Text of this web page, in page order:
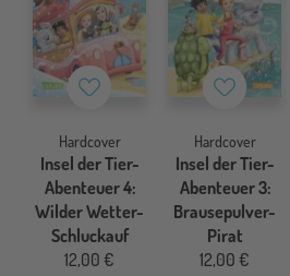
Merkzettel
Hardcover
Insel der Tier-
Abenteuer 4:
Wilder Wetter-
Schluckauf
12,00 €
Merkzettel
Hardcover
Insel der Tier-
Abenteuer 3:
Brausepulver-
Pirat
12,00 €